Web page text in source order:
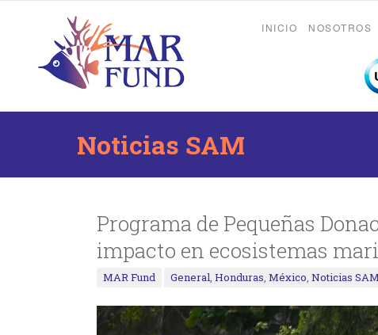
INICIO NOSOTROS
Noticias SAM
Programa de Pequeñas
impacto en ecosistemas
MAR Fund General, Honduras, México, Noticias SAM